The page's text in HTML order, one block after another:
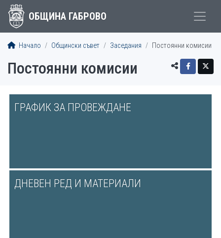
ОБЩИНА ГАБРОВО
Начало Общински съвет Заседания Постоянни комисии
Постоянни комисии
ГРАФИК ЗА ПРОВЕЖДАНЕ
ДНЕВЕН РЕД И МАТЕРИАЛИ